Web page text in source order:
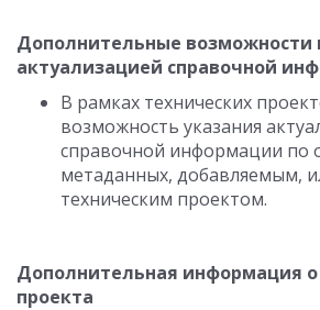
Дополнительные возможности
актуализацией справочной
В рамках технических
возможность указания
справочной информации по
метаданных, добавляемым,
техническим проектом.
Дополнительная информация о
проекта